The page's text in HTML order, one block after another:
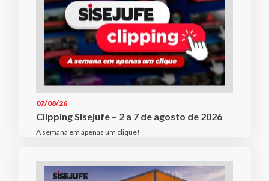
07/08/26
Clipping Sisejufe – 2 a 7 de agosto de 2026
A semana em apenas um clique!